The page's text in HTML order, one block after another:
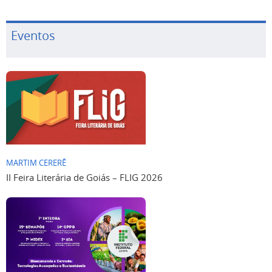
Eventos
MARTIM CERERÊ
II Feira Literária de Goiás – FLIG 2026